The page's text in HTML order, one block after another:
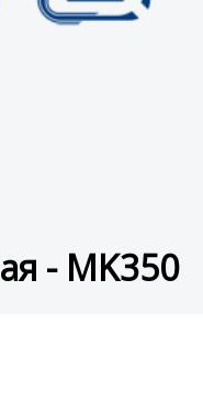
- MK350